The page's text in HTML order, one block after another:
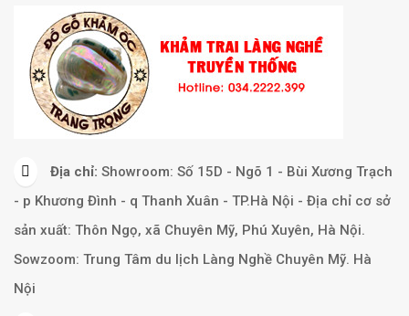
Địa chỉ: Showroom: Số 15D - Ngõ 1 - Bùi Xương Trạch
- p Khương Đình - q Thanh Xuân - TP.Hà Nội - Địa chỉ cơ sở
sản xuất: Thôn Ngọ, xã Chuyên Mỹ, Phú Xuyên, Hà Nội.
Sowzoom: Trung Tâm du lịch Làng Nghề Chuyên Mỹ. Hà
Nội